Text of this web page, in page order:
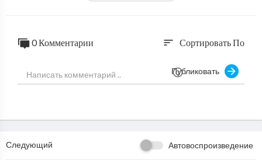
0 Комментарии sort Сортировать По
Публиковать
Следующий Автовоспроизведение